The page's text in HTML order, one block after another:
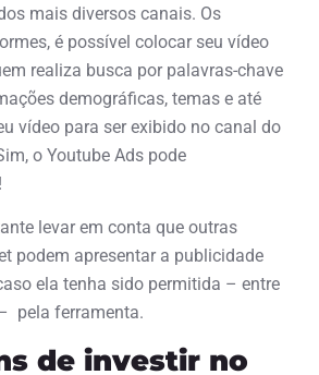
mais diversos canais. Os
é possível colocar seu vídeo
realiza busca por palavras-chave
demográficas, temas e até
vídeo para ser exibido no canal do
o Youtube Ads pode
levar em conta que outras
podem apresentar a publicidade
ela tenha sido permitida – entre
pela ferramenta.
de investir no